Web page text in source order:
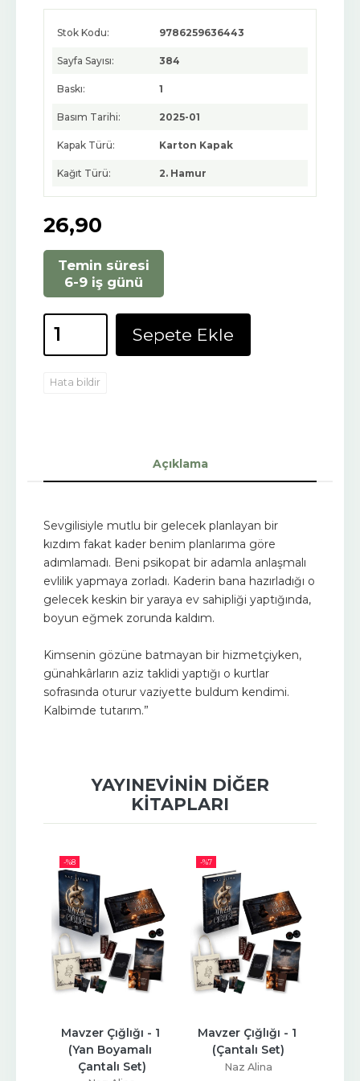
Stok Kodu: 9786259636443
Sayfa Sayısı: 384
Baskı: 1
Basım Tarihi: 2025-01
Kapak Türü: Karton Kapak
Kağıt Türü: 2. Hamur
26,90
Temin süresi
6-9 iş günü
Sepete Ekle
Hata bildir
Açıklama
Sevgilisiyle mutlu bir gelecek planlayan bir
kızdım fakat kader benim planlarıma göre
adımlamadı. Beni psikopat bir adamla anlaşmalı
evlilik yapmaya zorladı. Kaderin bana hazırladığı o
gelecek keskin bir yaraya ev sahipliği yaptığında,
boyun eğmek zorunda kaldım.
Kimsenin gözüne batmayan bir hizmetçiyken,
günahkârların aziz taklidi yaptığı o kurtlar
sofrasında oturur vaziyette buldum kendimi.
Kalbimde tutarım.”
YAYINEVININ DIĞER
KITAPLARI
-%8
Mavzer Çığlığı - 1
(Yan Boyamalı
Çantalı Set)
-%7
Mavzer Çığlığı - 1
(Çantalı Set)
Naz Alina